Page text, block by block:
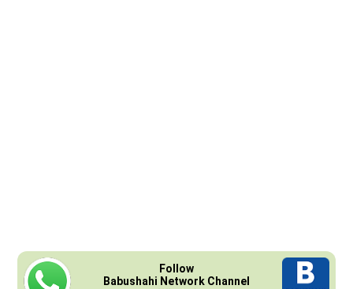
Follow
Babushahi Network Channel